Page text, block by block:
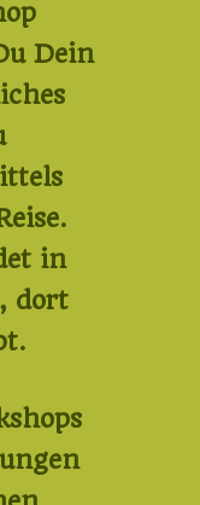
Dein
in
dort